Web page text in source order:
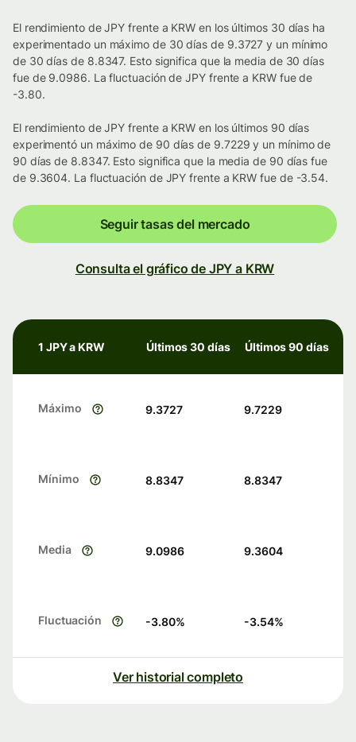
El rendimiento de JPY frente a KRW en los últimos 30 días ha
experimentado un máximo de 30 días de 9.3727 y un mínimo
de 30 días de 8.8347. Esto significa que la media de 30 días
fue de 9.0986. La fluctuación de JPY frente a KRW fue de
-3.80.
El rendimiento de JPY frente a KRW en los últimos 90 días
experimentó un máximo de 90 días de 9.7229 y un mínimo de
90 días de 8.8347. Esto significa que la media de 90 días fue
de 9.3604. La fluctuación de JPY frente a KRW fue de -3.54.
Seguir tasas del mercado
Consulta el gráfico de JPY a KRW
1 JPY a KRW Últimos 30 días Últimos 90 días
Máximo 9.3727 9.7229
Mínimo 8.8347 8.8347
Media 9.0986 9.3604
Fluctuación -3.80% -3.54%
Ver historial completo